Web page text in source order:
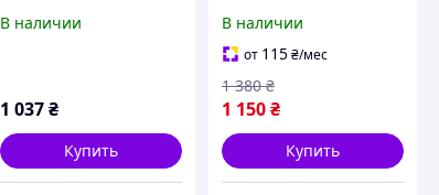
В наличии
1 037 ₴
Купить
S482
В наличии
от 115₴/мес
1 150₴
1 380 ₴
Купить